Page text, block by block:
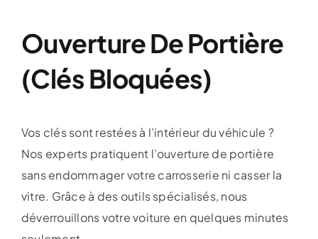
Ouverture De Portière
(Clés Bloquées)
Vos clés sont restées à l’intérieur du véhicule ?
Nos experts pratiquent l’ouverture de portière
sans endommager votre carrosserie ni casser la
vitre. Grâce à des outils spécialisés, nous
déverrouillons votre voiture en quelques minutes